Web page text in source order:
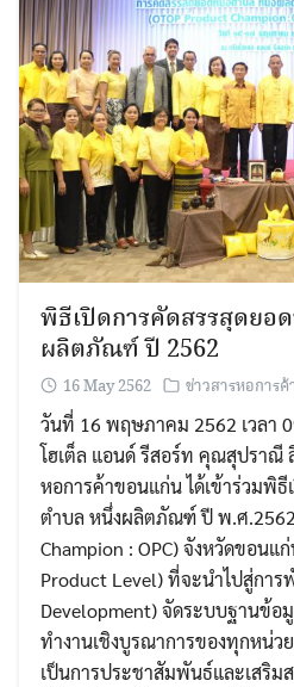
พิธีเปิดการคัดสรรสุดยอ
ผลิตภัณฑ์ ปี 2562
16 May 2562 ข่าวสารหอการค้
วันที่ 16 พฤษภาคม 2562 เวลา
โฮเต็ล แอนด์ รีสอร์ท คุณสุปราณี
หอการค้าขอนแก่น ได้เข้าร่วมพิ
ตำบล หนึ่งผลิตภัณฑ์ ปี พ.ศ.2562
Champion : OPC) จังหวัดขอน
Product Level) ที่จะนำไปสู่กา
Development) จัดระบบฐานข้
ทำงานเชิงบูรณาการของทุกหน่ว
เป็นการประชาสัมพันธ์และเสริ